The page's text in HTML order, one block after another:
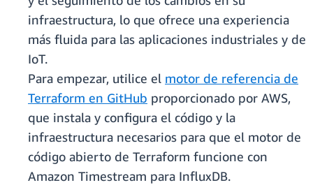
infraestructura, lo que ofrece una experiencia
más fluida para las aplicaciones industriales y de
IoT.
Para empezar, utilice el motor de referencia de
Terraform en GitHub proporcionado por AWS,
que instala y configura el código y la
infraestructura necesarios para que el motor de
código abierto de Terraform funcione con
Amazon Timestream para InfluxDB.